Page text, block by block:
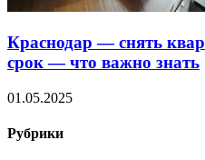
Краснодар — снять
срок — что важно знать
01.05.2025
Рубрики